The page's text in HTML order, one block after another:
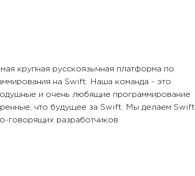
крупная русскоязычная платформа по
на Swift. Наша команда - это
и очень любящие программирование
что будущее за Swift. Мы делаем Swift
говорящих разработчиков.